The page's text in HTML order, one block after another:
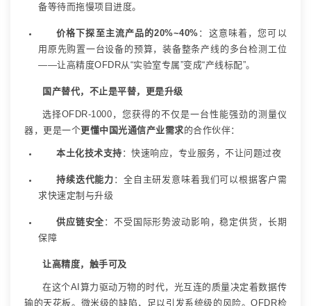
备等待而拖慢项目进度。
价格下探至主流产品的20%~40% ：这意味着，您可以
用原先购置一台设备的预算，装备整条产线的多台检测工位
——让高精度OFDR从 “实验室专属”变成“产线标配”。
国产替代，不止是平替，更是升级
选择OFDR-1000 ，您获得的不仅是一台性能强劲的测量仪
器，更是一个更懂中国光通信产业需求的合作伙伴：
本土化技术支持 ：快速响应，专业服务，不让问题过夜
持续迭代能力 ：全自主研发意味着我们可以根据客户需
求快速定制与升级
供应链安全 ：不受国际形势波动影响，稳定供货，长期
保障
让高精度，触手可及
在这个AI 算力驱动万物的时代，光互连的质量决定着数据传
输的天花板。微米级的缺陷，足以引发系统级的风险。OFDR检